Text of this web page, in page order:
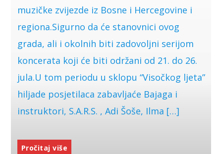
muzičke zvijezde iz Bosne i Hercegovine i
regiona.Sigurno da će stanovnici ovog
grada, ali i okolnih biti zadovoljni serijom
koncerata koji će biti održani od 21. do 26.
jula.U tom periodu u sklopu “Visočkog ljeta”
hiljade posjetilaca zabavljaće Bajaga i
instruktori, S.A.R.S. , Adi Šoše, Ilma […]
Pročitaj više